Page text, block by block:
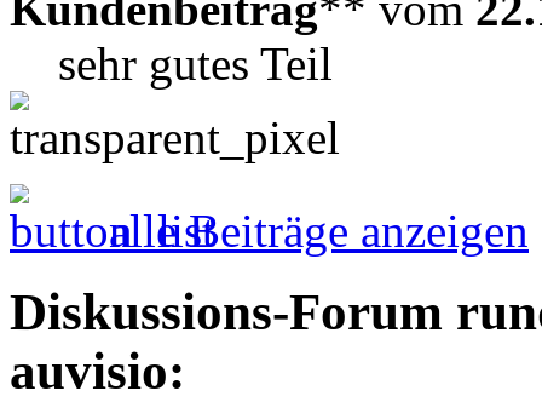
sehr gutes Teil
alle Beiträge anzeigen
Diskussions-Forum
auvisio: